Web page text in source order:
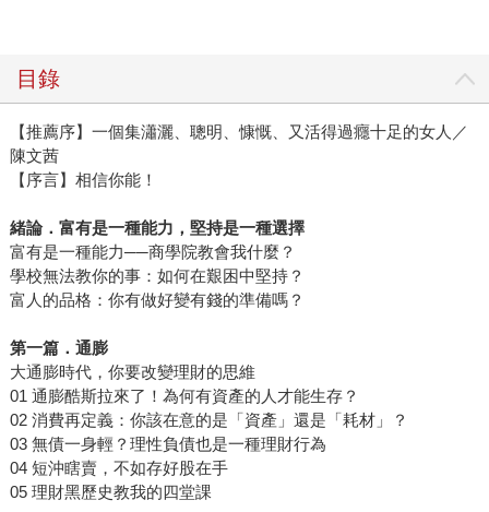
目錄
【推薦序】一個集瀟灑、聰明、慷慨、又活得過癮十足的女人／
陳文茜
【序言】相信你能！
緒論．富有是一種能力，堅持是一種選擇
富有是一種能力──商學院教會我什麼？
學校無法教你的事：如何在艱困中堅持？
富人的品格：你有做好變有錢的準備嗎？
第一篇．通膨
大通膨時代，你要改變理財的思維
01 通膨酷斯拉來了！為何有資產的人才能生存？
02 消費再定義：你該在意的是「資產」還是「耗材」？
03 無債一身輕？理性負債也是一種理財行為
04 短沖瞎賣，不如存好股在手
05 理財黑歷史教我的四堂課